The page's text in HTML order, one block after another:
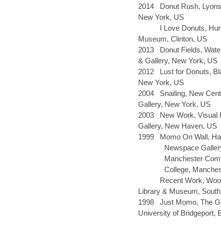
2014
Donut Rush,
New York, US
I Love Donuts,
Museum, Clinton, US
2013
Donut Fields,
& Gallery, New York, US
2012
Lust for Donuts,
New York, US
2004
Snailing, New
Gallery, New York, US
2003
New Work, Visual
Gallery, New Haven, US
1999
Momo On Wall,
Newspace
Manchester
College,
Recent Work,
Library & Museum,
1998
Just Momo, The
University of Bridgeport,